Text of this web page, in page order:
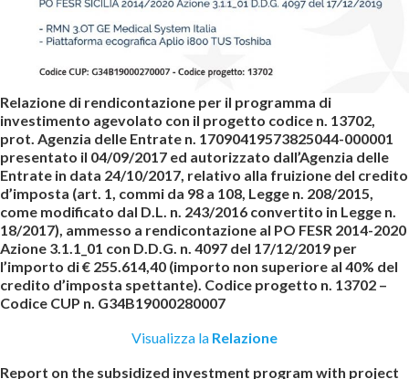
Relazione di rendicontazione per il programma di
investimento agevolato con il progetto codice n. 13702,
prot. Agenzia delle Entrate n. 17090419573825044-000001
presentato il 04/09/2017 ed autorizzato dall’Agenzia delle
Entrate in data 24/10/2017, relativo alla fruizione del credito
d’imposta (art. 1, commi da 98 a 108, Legge n. 208/2015,
come modificato dal D.L. n. 243/2016 convertito in Legge n.
18/2017), ammesso a rendicontazione al PO FESR 2014-2020
Azione 3.1.1_01 con D.D.G. n. 4097 del 17/12/2019 per
l’importo di € 255.614,40 (importo non superiore al 40% del
credito d’imposta spettante). Codice progetto n. 13702 –
Codice CUP n. G34B19000280007
Visualizza la Relazione
Report on the subsidized investment program with project